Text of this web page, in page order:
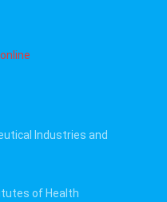
Industries and
of Health